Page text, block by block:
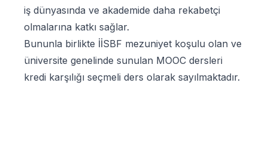
iş dünyasında ve akademide daha rekabetçi
olmalarına katkı sağlar.
Bununla birlikte İİSBF mezuniyet koşulu olan ve
üniversite genelinde sunulan MOOC dersleri
kredi karşılığı seçmeli ders olarak sayılmaktadır.